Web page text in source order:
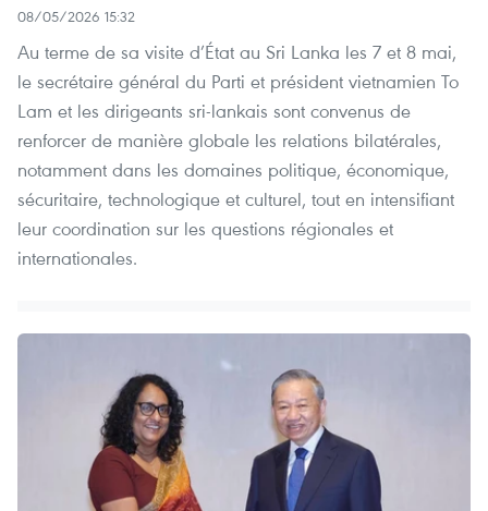
08/05/2026 15:32
Au terme de sa visite d’État au Sri Lanka les 7 et 8 mai,
le secrétaire général du Parti et président vietnamien To
Lam et les dirigeants sri-lankais sont convenus de
renforcer de manière globale les relations bilatérales,
notamment dans les domaines politique, économique,
sécuritaire, technologique et culturel, tout en intensifiant
leur coordination sur les questions régionales et
internationales.